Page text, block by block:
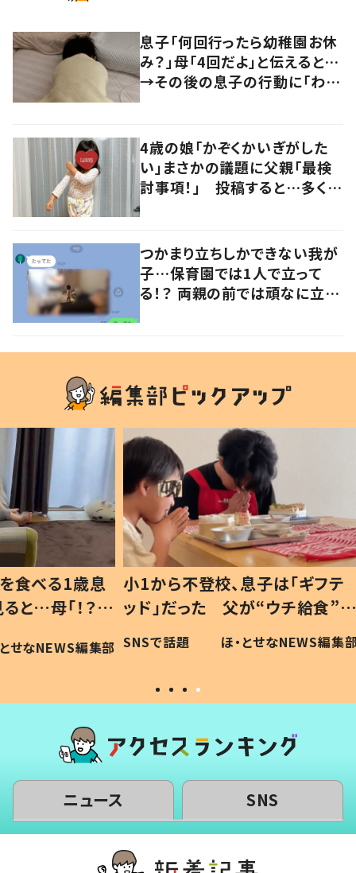
息子「何回行ったら幼稚園お休
み？」母「4回だよ」と伝えると…
→その後の息子の行動に「わか
4歳の娘「かぞくかいぎがした
い」まさかの議題に父親「最検
討事項！」 投稿すると…多くの
つかまり立ちしかできない我が
子…保育園では1人で立って
る！？ 両親の前では頑なに立た
歳息
？」
編集部
小1から不登校、息子は「ギフテ
ッド」だった 父が“ウチ給食”を
作り続ける理由とは #令和の親
#令和の子
SNSで話題 ほ・とせなNEWS編集部
ひ孫
が、抱
「涙
い」
ニュース SNS